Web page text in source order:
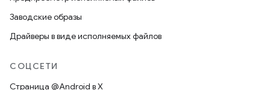
Заводские образы
Драйверы в виде исполняемых файлов
СОЦСЕТИ
Страница @Android в X